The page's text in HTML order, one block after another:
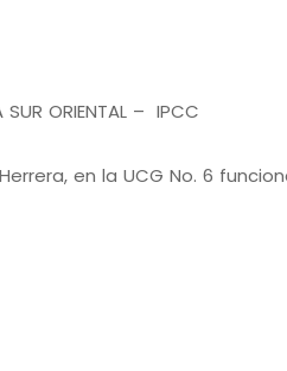
SUR ORIENTAL – IPCC
en la UCG No. 6